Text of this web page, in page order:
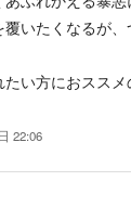
いたくなるが
い方におススメ
22:06